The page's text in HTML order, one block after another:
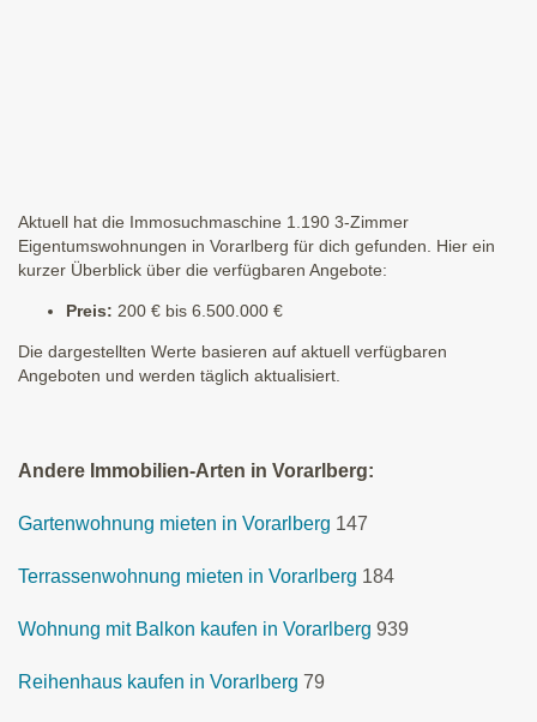
Aktuell hat die Immosuchmaschine 1.190 3-Zimmer
Eigentumswohnungen in Vorarlberg für dich gefunden. Hier ein
kurzer Überblick über die verfügbaren Angebote:
Preis: 200 € bis 6.500.000 €
Die dargestellten Werte basieren auf aktuell verfügbaren
Angeboten und werden täglich aktualisiert.
Andere Immobilien-Arten in Vorarlberg:
Gartenwohnung mieten in Vorarlberg 147
Terrassenwohnung mieten in Vorarlberg 184
Wohnung mit Balkon kaufen in Vorarlberg 939
Reihenhaus kaufen in Vorarlberg 79